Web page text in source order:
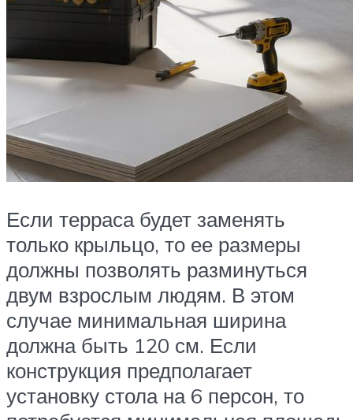
Если терраса будет заменять
только крыльцо, то ее размеры
должны позволять разминуться
двум взрослым людям. В этом
случае минимальная ширина
должна быть 120 см. Если
конструкция предполагает
установку стола на 6 персон, то